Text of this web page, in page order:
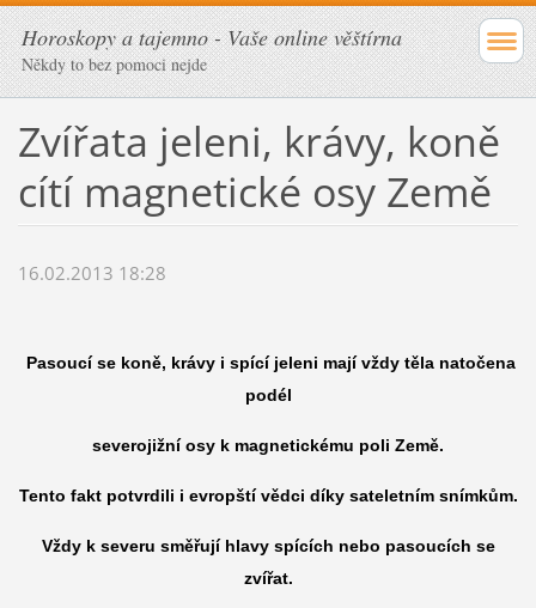
Horoskopy a tajemno - Vaše online věštírna
Někdy to bez pomoci nejde
Zvířata jeleni, krávy, koně
cítí magnetické osy Země
16.02.2013 18:28
Pasoucí se koně, krávy i spící jeleni mají vždy těla natočena
podél
severojižní osy k magnetickému poli Země.
Tento fakt potvrdili i evropští vědci díky sateletním snímkům.
Vždy k severu směřují hlavy spících nebo pasoucích se
zvířat.